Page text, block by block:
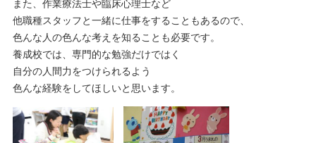
また、作業療法士や臨床心理士など
他職種スタッフと一緒に仕事をすることもあるので、
色んな人の色んな考えを知ることも必要です。
養成校では、専門的な勉強だけではく
自分の人間力をつけられるよう
色んな経験をしてほしいと思います。